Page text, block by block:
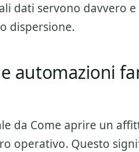
dati servono davvero
dispersione.
automazioni
da Come aprire un
operativo. Questo